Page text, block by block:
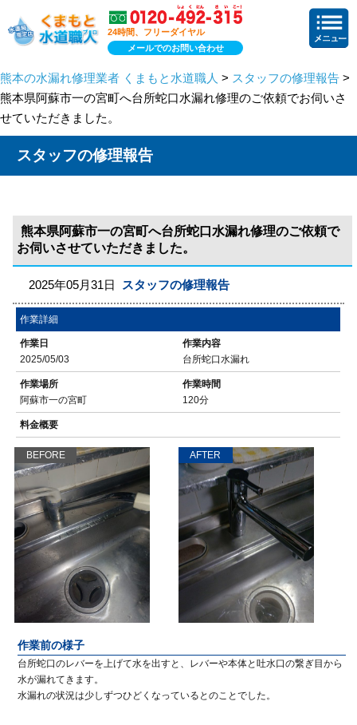
24時間、フリーダイヤル
メールでのお問い合わせ
熊本の水漏れ修理業者 くまもと水道職人 > スタッフの修理報告 >
熊本県阿蘇市一の宮町へ台所蛇口水漏れ修理のご依頼でお伺いさ
せていただきました。
スタッフの修理報告
熊本県阿蘇市一の宮町へ台所蛇口水漏れ修理のご依頼で
お伺いさせていただきました。
2025年05月31日 スタッフの修理報告
作業詳細
作業日
2025/05/03
作業内容
台所蛇口水漏れ
作業場所
阿蘇市一の宮町
作業時間
120分
料金概要
BEFORE AFTER
作業前の様子
台所蛇口のレバーを上げて水を出すと、レバーや本体と吐水口の繋ぎ目から
水が漏れてきます。
水漏れの状況は少しずつひどくなっているとのことでした。